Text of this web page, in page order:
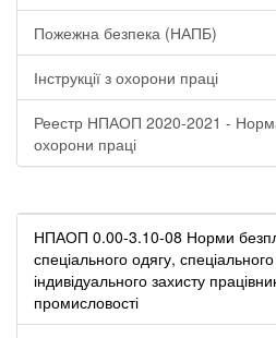
Пожежна безпека (НАПБ)
Інструкції з охорони праці
Реестр НПАОП 2020-2021 -
охорони праці
НПАОП 0.00-3.10-08 Норми
спеціального одягу,
індивідуального захисту
промисловості